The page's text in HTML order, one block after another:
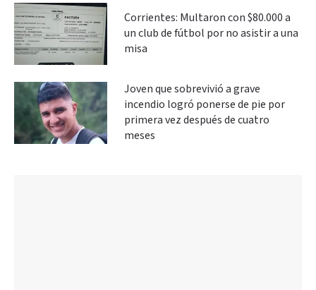
Corrientes: Multaron con $80.000 a
un club de fútbol por no asistir a una
misa
Joven que sobrevivió a grave
incendio logró ponerse de pie por
primera vez después de cuatro
meses